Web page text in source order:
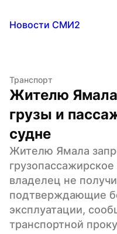
Новости СМИ2
Транспорт
Жителю Ямала
грузы и
судне
Жителю Ямала
владелец не
подтверждающие
эксплуатации,
транспортной